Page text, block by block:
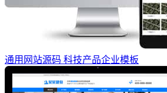
通用网站源码 科技产品企业模板